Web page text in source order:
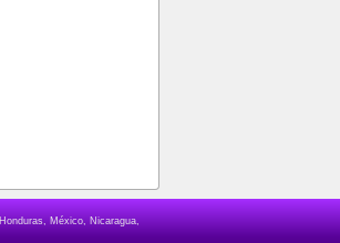
México, Nicaragua,